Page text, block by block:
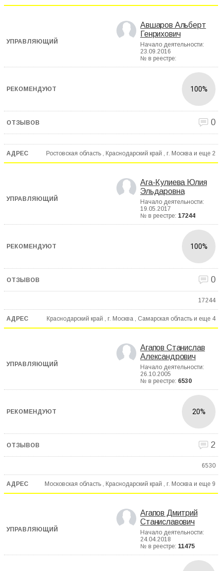
Авшаров Альберт
Генрихович
Начало деятельности:
23.09.2016
№ в реестре:
100%
0
Ростовская область , Краснодарский край , г. Москва и еще 2
Ага-Кулиева Юлия
Эльдаровна
Начало деятельности:
19.05.2017
№ в реестре: 17244
100%
0
17244
Краснодарский край , г. Москва , Самарская область и еще 4
Агапов Станислав
Александрович
Начало деятельности:
26.10.2005
№ в реестре: 6530
20%
2
6530
Московская область , Краснодарский край , г. Москва и еще 9
Агапов Дмитрий
Станиславович
Начало деятельности:
24.04.2018
№ в реестре: 11475